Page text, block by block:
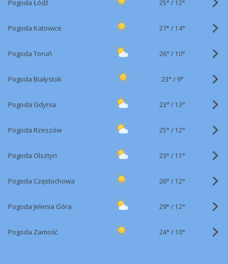
Pogoda Łódź 25° / 12°
Pogoda Katowice 27° / 14°
Pogoda Toruń 26° / 10°
Pogoda Białystok 23° / 9°
Pogoda Gdynia 23° / 13°
Pogoda Rzeszów 25° / 12°
Pogoda Olsztyn 23° / 11°
Pogoda Częstochowa 26° / 12°
Pogoda Jelenia Góra 29° / 12°
Pogoda Zamość 24° / 10°